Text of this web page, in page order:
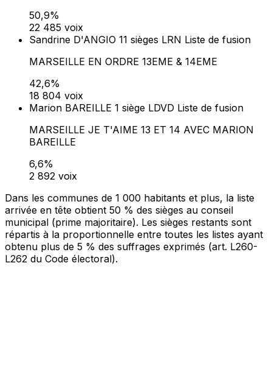
50,9%
22 485 voix
Sandrine D'ANGIO 11 sièges LRN Liste de fusion
MARSEILLE EN ORDRE 13EME & 14EME
42,6%
18 804 voix
Marion BAREILLE 1 siège LDVD Liste de fusion
MARSEILLE JE T'AIME 13 ET 14 AVEC MARION
BAREILLE
6,6%
2 892 voix
Dans les communes de 1 000 habitants et plus, la liste
arrivée en tête obtient 50 % des sièges au conseil
municipal (prime majoritaire). Les sièges restants sont
répartis à la proportionnelle entre toutes les listes ayant
obtenu plus de 5 % des suffrages exprimés (art. L260-
L262 du Code électoral).